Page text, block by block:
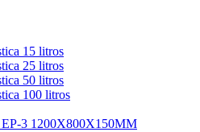
15 litros
25 litros
50 litros
100 litros
EP-3 1200X800X150MM